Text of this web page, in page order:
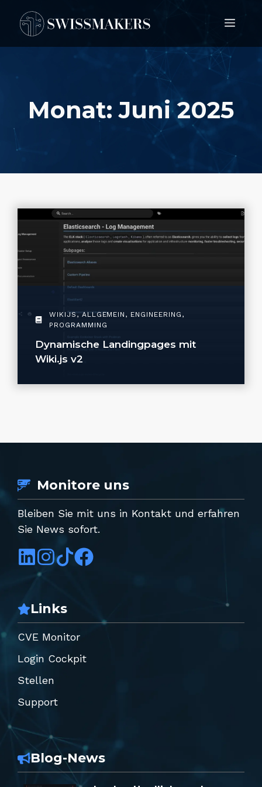
zum
Inhalt
Menü
Monat:Juni 2025
WIKIJS,ALLGEMEIN , ENGINEERING ,
PROGRAMMING
Dynamische Landingpages mit
Wiki.js v2
Monitore uns
Bleiben Sie mit uns in Kontakt und erfahren
Sie News sofort.
Links
CVE Monitor
Login Cockpit
Stellen
Support
Blog-News